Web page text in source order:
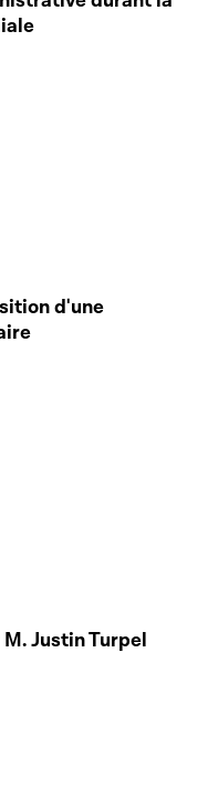
d'une
Justin Turpel